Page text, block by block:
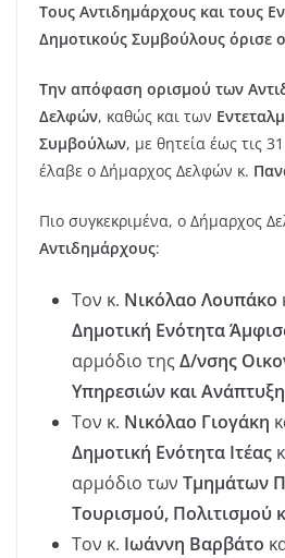
Τους Αντιδημάρχους και τους
Δημοτικούς Συμβούλους όρισε
Την απόφαση ορισμού των
Δελφών, καθώς και των
Συμβούλων, με θητεία έως τις
έλαβε ο Δήμαρχος Δελφών κ.
Πιο συγκεκριμένα, ο Δήμαρχος
Αντιδημάρχους:
Τον κ. Νικόλαο Λουπάκο
Δημοτική Ενότητα
αρμόδιο της Δ/νσης
Υπηρεσιών και
Τον κ. Νικόλαο Γιογάκη
Δημοτική Ενότητα Ιτέας
αρμόδιο των Τμημάτων
Τουρισμού, Πολιτισμού
Τον κ. Ιωάννη Βαρβάτο